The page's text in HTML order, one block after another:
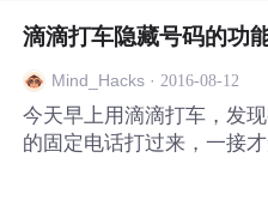
爱意，在聊天到尾声时，
串数字“73、76、79、86、
是我想对你说的」。说完这
睡觉去了。 程序猿的趣味
不同 这种高逼格表白方式
滴滴打车隐藏号码的功
Mind_Hacks· 2016-08-12
今天早上用滴滴打车，发
的固定电话打过来，一接